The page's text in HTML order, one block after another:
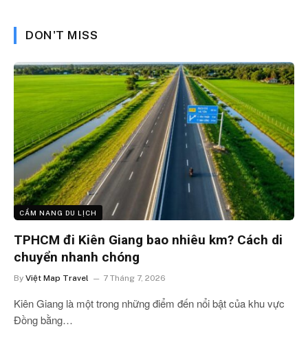
DON'T MISS
CẨM NANG DU LỊCH
TPHCM đi Kiên Giang bao nhiêu km? Cách di
chuyển nhanh chóng
By Việt Map Travel 7 Tháng 7, 2026
Kiên Giang là một trong những điểm đến nổi bật của khu vực
Đồng bằng…